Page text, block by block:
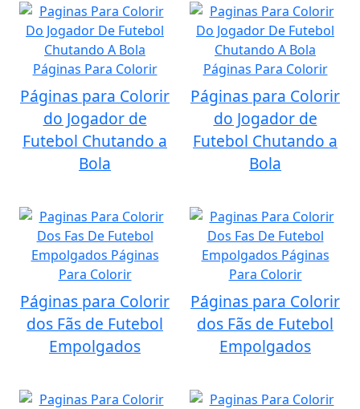
Páginas para Colorir
do Jogador de
Futebol Chutando a
Bola
Páginas para Colorir
do Jogador de
Futebol Chutando a
Bola
Páginas para Colorir
dos Fãs de Futebol
Empolgados
Páginas para Colorir
dos Fãs de Futebol
Empolgados